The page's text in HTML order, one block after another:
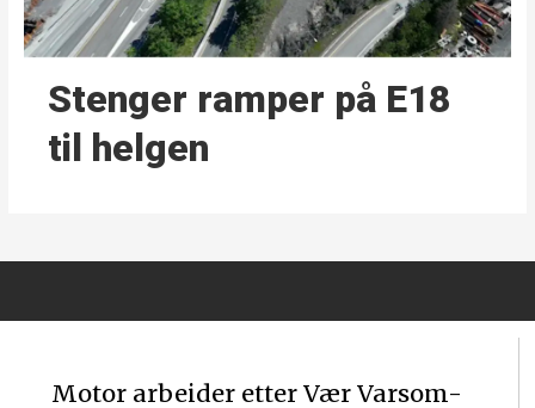
Stenger ramper på E18
til helgen
Motor arbeider etter Vær Varsom-